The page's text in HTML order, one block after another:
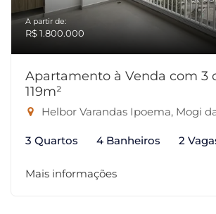
A partir de:
R$ 1.800.000
Apartamento à Venda com 3
119m²
Helbor Varandas Ipoema, Mogi
3 Quartos 4 Banheiros 2
Mais informações